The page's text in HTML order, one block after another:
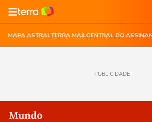
MAPA ASTRALTERRA MAILCENTRAL DO
PUBLICIDADE
Mundo